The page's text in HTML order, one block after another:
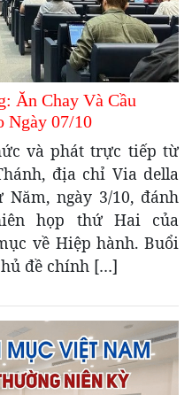
Ăn Chay Và Cầu
Ngày 07/10
và phát trực tiếp từ
địa chỉ Via della
Năm, ngày 3/10, đánh
họp thứ Hai của
về Hiệp hành. Buổi
đề chính […]